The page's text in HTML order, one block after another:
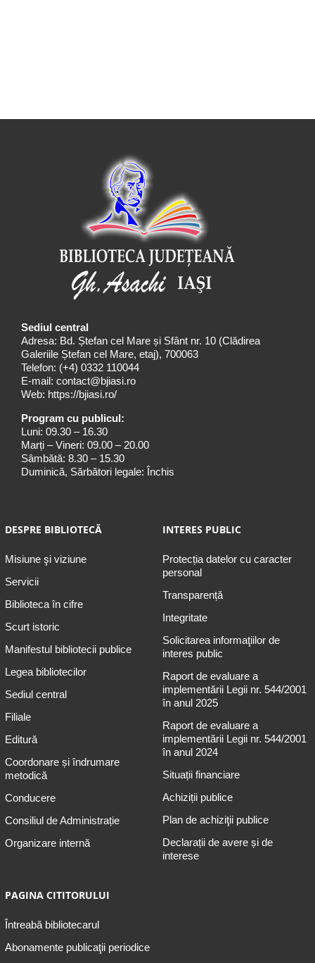
Sediul central
Adresa: Bd. Ștefan cel Mare și Sfânt nr. 10 (Clădirea
Galeriile Ștefan cel Mare, etaj), 700063
Telefon: (+4) 0332 110044
E-mail: contact@bjiasi.ro
Web: https://bjiasi.ro/
Program cu publicul:
Luni: 09.30 – 16.30
Marți – Vineri: 09.00 – 20.00
Sâmbătă: 8.30 – 15.30
Duminică, Sărbători legale: Închis
DESPRE BIBLIOTECĂ
Misiune şi viziune
Servicii
Biblioteca în cifre
Scurt istoric
Manifestul bibliotecii publice
Legea bibliotecilor
Sediul central
Filiale
Editură
Coordonare și îndrumare
metodică
Conducere
Consiliul de Administrație
Organizare internă
INTERES PUBLIC
Protecția datelor cu caracter
personal
Transparență
Integritate
Solicitarea informaţiilor de
interes public
Raport de evaluare a
implementării Legii nr. 544/2001
în anul 2025
Raport de evaluare a
implementării Legii nr. 544/2001
în anul 2024
Situații financiare
Achiziții publice
Plan de achiziţii publice
Declarații de avere și de
interese
PAGINA CITITORULUI
Întreabă bibliotecarul
Abonamente publicaţii periodice